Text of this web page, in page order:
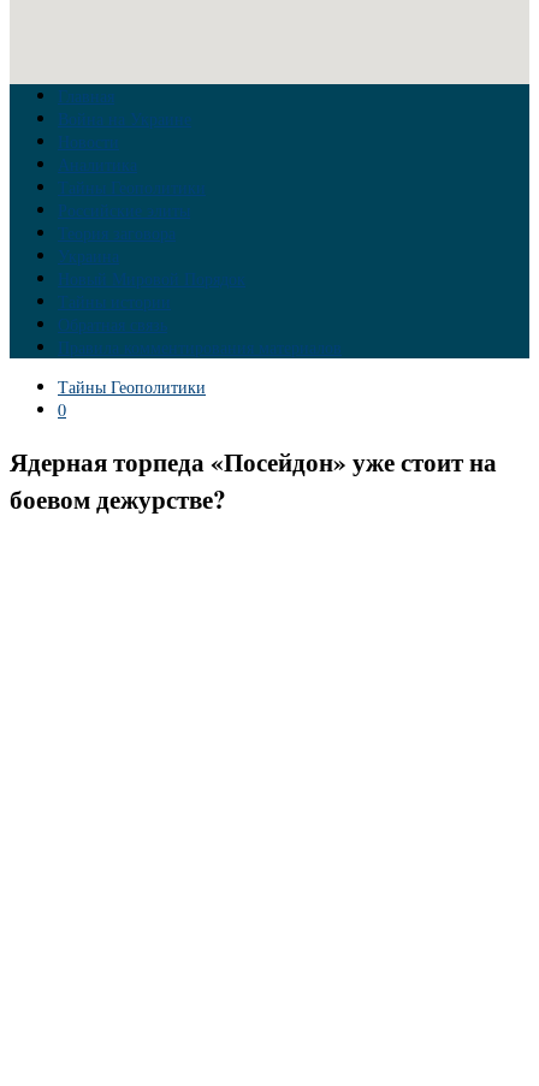
Главная
Война на Украине
Новости
Аналитика
Тайны Геополитики
Российские элиты
Теория заговора
Украина
Новый Мировой Порядок
Тайны истории
Обратная связь
Правила комментирования материалов
Тайны Геополитики
0
Ядерная торпеда «Посейдон» уже стоит на
боевом дежурстве?